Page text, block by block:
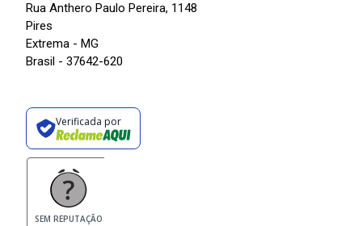
Rua Anthero Paulo Pereira, 1148
Pires
Extrema - MG
Brasil - 37642-620
Verificada por
SEM REPUTAÇÃO